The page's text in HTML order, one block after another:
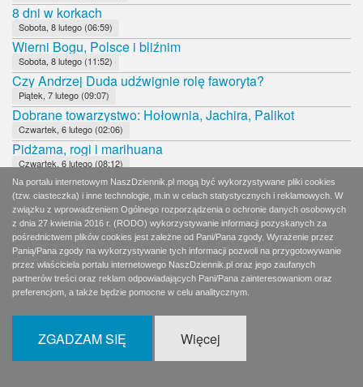
8 dni w korkach
Sobota, 8 lutego (06:59)
Wierni Bogu, Polsce i bliźnim
Sobota, 8 lutego (11:52)
Czy Andrzej Duda udźwignie rolę faworyta?
Piątek, 7 lutego (09:07)
Dobrane towarzystwo: Hołownia, Jachira, Palikot
Czwartek, 6 lutego (02:06)
Pidżama, rogi i marihuana
Czwartek, 6 lutego (08:12)
Hołownia w utartych koleinach
Środa, 5 lutego (08:12)
Brawo!
Wtorek, 4 lutego (09:31)
Paradoks Kidawy-Błońskiej
Wtorek, 4 lutego (08:11)
SIeroty po PRL chcą Nobla dla Turskiego
Poniedziałek, 3 lutego (08:02)
Program nie jest ważny
Niedziela, 2 lutego (11:13)
Na portalu internetowym NaszDziennik.pl mogą być wykorzystywane pliki cookies
(tzw. ciasteczka) i inne technologie, m.in w celach statystycznych i reklamowych. W
związku z wprowadzeniem Ogólnego rozporządzenia o ochronie danych osobowych
z dnia 27 kwietnia 2016 r. (RODO) wykorzystywanie informacji pozyskanych za
pośrednictwem plików cookies jest zależne od Pani/Pana zgody. Wyrażenie przez
Panią/Pana zgody na wykorzystywanie tych informacji pozwoli na przygotowywanie
przez właściciela portalu internetowego NaszDziennik.pl oraz jego zaufanych
partnerów treści oraz reklam odpowiadających Pani/Pana zainteresowaniom oraz
preferencjom, a także będzie pomocne w celu analitycznym.
ZGADZAM SIĘ Więcej